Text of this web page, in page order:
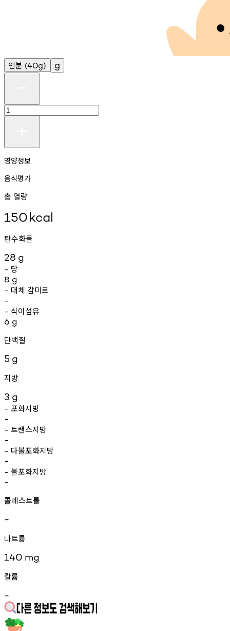
인분 (40g) g
영양정보
음식평가
총 열량
150kcal
탄수화물
28 g
- 당
8 g
- 대체 감미료
-
- 식이섬유
6 g
단백질
5 g
지방
3 g
- 포화지방
-
- 트랜스지방
-
- 다불포화지방
-
- 불포화지방
-
콜레스트롤
-
나트륨
140 mg
칼륨
-